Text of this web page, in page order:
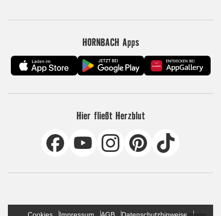
HORNBACH Apps
Hier fließt Herzblut